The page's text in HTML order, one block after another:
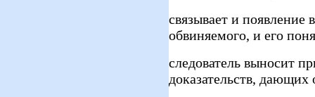
связывает и появление
обвиняемого, и его
следователь выносит
доказательств, дающих